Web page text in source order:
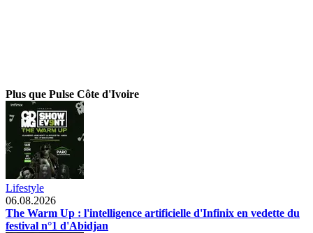
Plus que Pulse Côte d'Ivoire
Lifestyle
06.08.2026
The Warm Up : l'intelligence artificielle d'Infinix en vedette du
festival n°1 d'Abidjan